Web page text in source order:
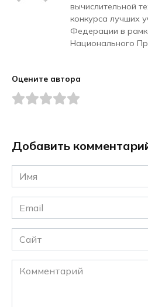
вычислительной
конкурса лучших
Федерации в
Национального
Оцените автора
Добавить
Имя
*
Email
*
Сайт
Комментарий